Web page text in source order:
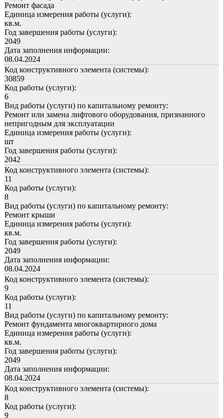
Ремонт фасада
Единица измерения работы (услуги):
кв.м.
Год завершения работы (услуги):
2049
Дата заполнения информации:
08.04.2024
Код конструктивного элемента (системы):
30859
Код работы (услуги):
6
Вид работы (услуги) по капитальному ремонту:
Ремонт или замена лифтового оборудования, признанного
непригодным для эксплуатации
Единица измерения работы (услуги):
шт
Год завершения работы (услуги):
2042
Код конструктивного элемента (системы):
11
Код работы (услуги):
8
Вид работы (услуги) по капитальному ремонту:
Ремонт крыши
Единица измерения работы (услуги):
кв.м.
Год завершения работы (услуги):
2049
Дата заполнения информации:
08.04.2024
Код конструктивного элемента (системы):
9
Код работы (услуги):
11
Вид работы (услуги) по капитальному ремонту:
Ремонт фундамента многоквартирного дома
Единица измерения работы (услуги):
кв.м.
Год завершения работы (услуги):
2049
Дата заполнения информации:
08.04.2024
Код конструктивного элемента (системы):
8
Код работы (услуги):
9